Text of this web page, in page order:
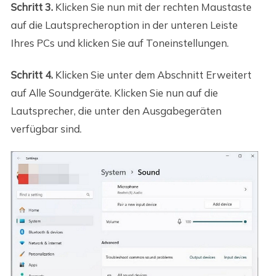
Schritt 3. Klicken Sie nun mit der rechten Maustaste
auf die Lautsprecheroption in der unteren Leiste
Ihres PCs und klicken Sie auf Toneinstellungen.
Schritt 4. Klicken Sie unter dem Abschnitt Erweitert
auf Alle Soundgeräte. Klicken Sie nun auf die
Lautsprecher, die unter den Ausgabegeräten
verfügbar sind.